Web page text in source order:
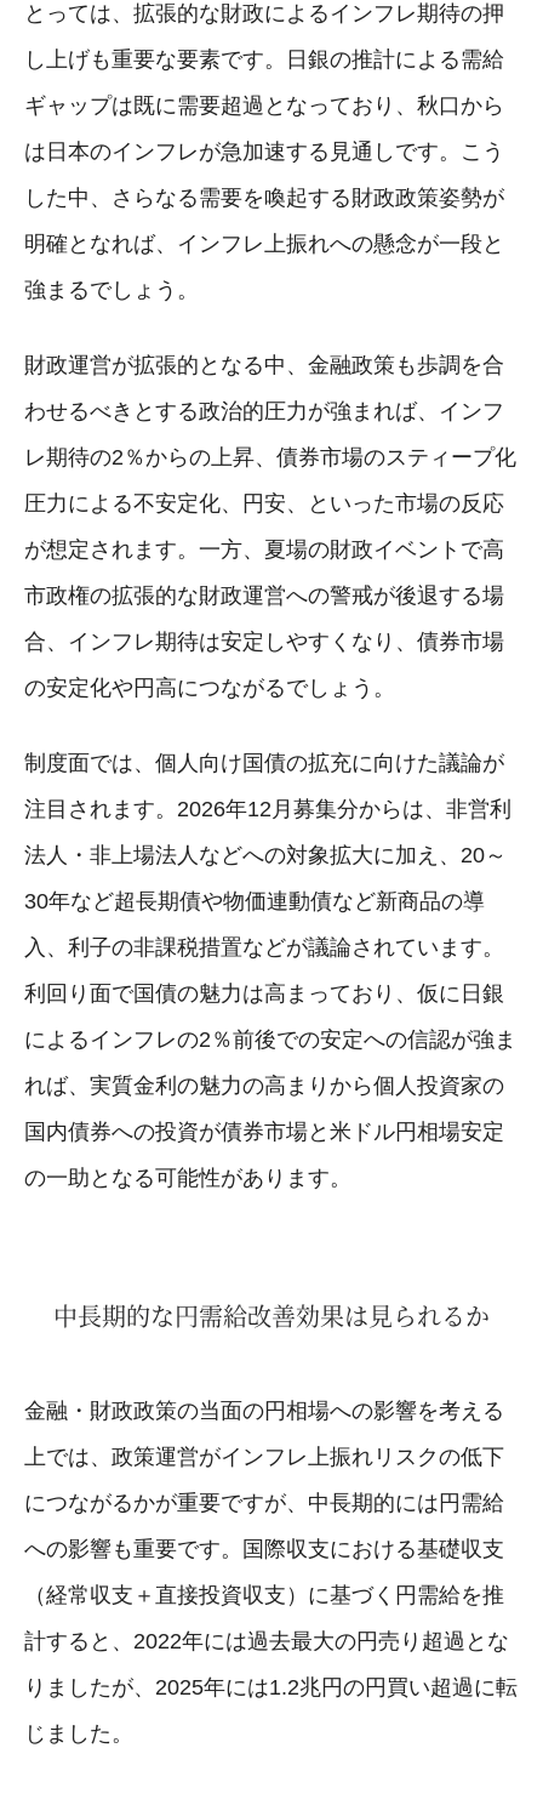
とっては、拡張的な財政によるインフレ期待の押
し上げも重要な要素です。日銀の推計による需給
ギャップは既に需要超過となっており、秋口から
は日本のインフレが急加速する見通しです。こう
した中、さらなる需要を喚起する財政政策姿勢が
明確となれば、インフレ上振れへの懸念が一段と
強まるでしょう。
財政運営が拡張的となる中、金融政策も歩調を合
わせるべきとする政治的圧力が強まれば、インフ
レ期待の2％からの上昇、債券市場のスティープ化
圧力による不安定化、円安、といった市場の反応
が想定されます。一方、夏場の財政イベントで高
市政権の拡張的な財政運営への警戒が後退する場
合、インフレ期待は安定しやすくなり、債券市場
の安定化や円高につながるでしょう。
制度面では、個人向け国債の拡充に向けた議論が
注目されます。2026年12月募集分からは、非営利
法人・非上場法人などへの対象拡大に加え、20～
30年など超長期債や物価連動債など新商品の導
入、利子の非課税措置などが議論されています。
利回り面で国債の魅力は高まっており、仮に日銀
によるインフレの2％前後での安定への信認が強ま
れば、実質金利の魅力の高まりから個人投資家の
国内債券への投資が債券市場と米ドル円相場安定
の一助となる可能性があります。
中長期的な円需給改善効果は見られるか
金融・財政政策の当面の円相場への影響を考える
上では、政策運営がインフレ上振れリスクの低下
につながるかが重要ですが、中長期的には円需給
への影響も重要です。国際収支における基礎収支
（経常収支＋直接投資収支）に基づく円需給を推
計すると、2022年には過去最大の円売り超過とな
りましたが、2025年には1.2兆円の円買い超過に転
じました。